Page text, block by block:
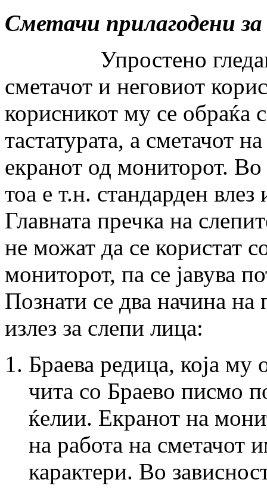
Сметачи прилагодени
Упростено гледано,
сметачот и неговиот
корисникот му се обраќа
тастатурата, а сметачот
екранот од мониторот. Во
тоа е т.н. стандарден влез
Главната пречка на
не можат да се користат
мониторот, па се јавува
Познати се два начина на
излез за слепи лица:
Браева редица, која му
чита со Браево писмо
ќелии. Екранот на
на работа на сметачот
карактери. Во